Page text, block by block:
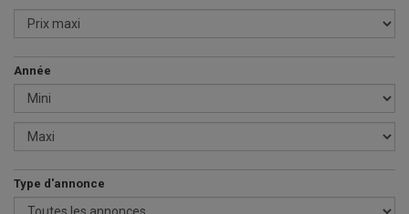
Année
Type d'annonce